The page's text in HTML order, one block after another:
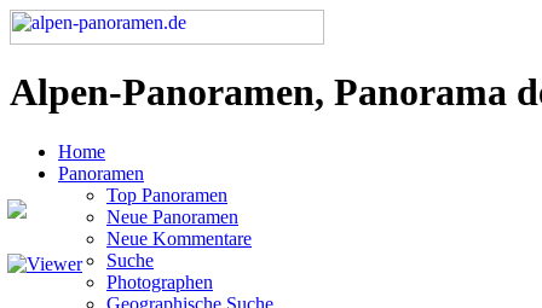
Alpen-Panoramen, Panorama
Home
Panoramen
Top Panoramen
Neue Panoramen
Neue Kommentare
Suche
Photographen
Geographische Suche